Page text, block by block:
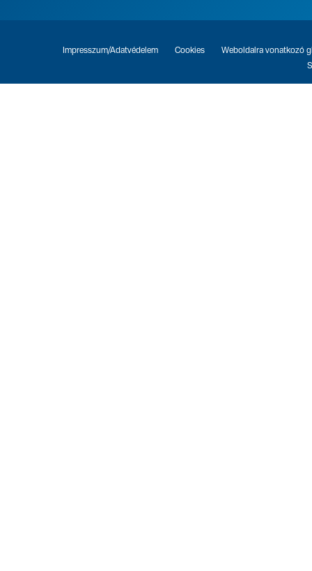
Impresszum/Adatvédelem Cookies
Weboldalra vonatkozó